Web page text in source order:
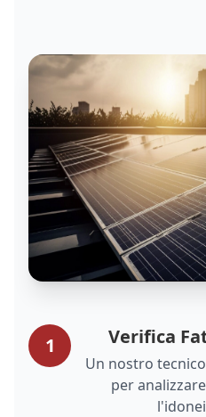
1 Verifica
Un nostro
per